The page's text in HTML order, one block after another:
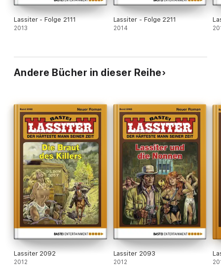
Lassiter - Folge 2111
2013
Lassiter - Folge 2211
2014
Andere Bücher in dieser Reihe
Lassiter 2092
2012
Lassiter 2093
2012